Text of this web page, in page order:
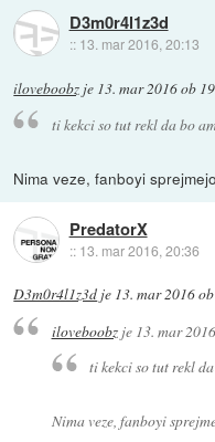
D3m0r4l1z3d
:: 13. mar 2016, 20:13
iloveboobz je 13. mar 2016 ob
ti kekci so tut rekl da bo
Nima veze, fanboyi
PredatorX
:: 13. mar 2016, 20:36
D3m0r4l1z3d je 13. mar 2016
iloveboobzje 13. mar
ti kekci so tut rekl
Nima veze, fanboyi